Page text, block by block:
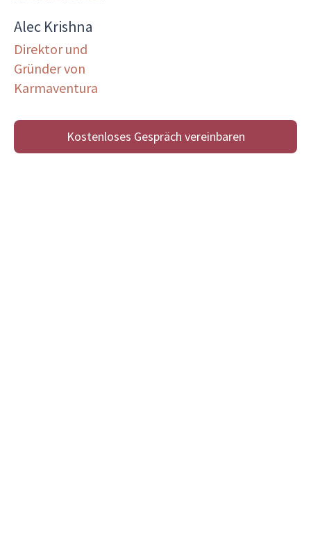
Alec Krishna
Direktor und
Gründer von
Karmaventura
Kostenloses Gespräch vereinbaren